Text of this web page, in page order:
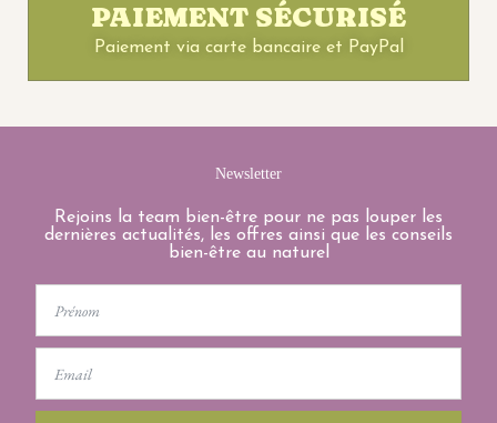
PAIEMENT SÉCURISÉ
Paiement via carte bancaire et PayPal
Newsletter
Rejoins la team bien-être pour ne pas louper les
dernières actualités, les offres ainsi que les conseils
bien-être au naturel
Name